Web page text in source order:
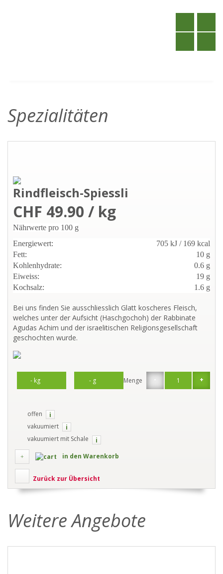
Spezialitäten
Rindfleisch-Spiessli
CHF 49.90 / kg
Nährwerte pro 100 g
Energiewert:
705 kJ / 169 kcal
Fett:
10 g
Kohlenhydrate:
0.6 g
Eiweiss:
19 g
Kochsalz:
1.6 g
Bei uns finden Sie ausschliesslich Glatt koscheres Fleisch,
welches unter der Aufsicht (Haschgochoh) der Rabbinate
Agudas Achim und der israelitischen Religionsgesellschaft
geschochten wurde.
- +
Menge
offen
i
vakuumiert
i
vakuumiert mit Schale
i
in den Warenkorb
Zurück zur Übersicht
Weitere Angebote